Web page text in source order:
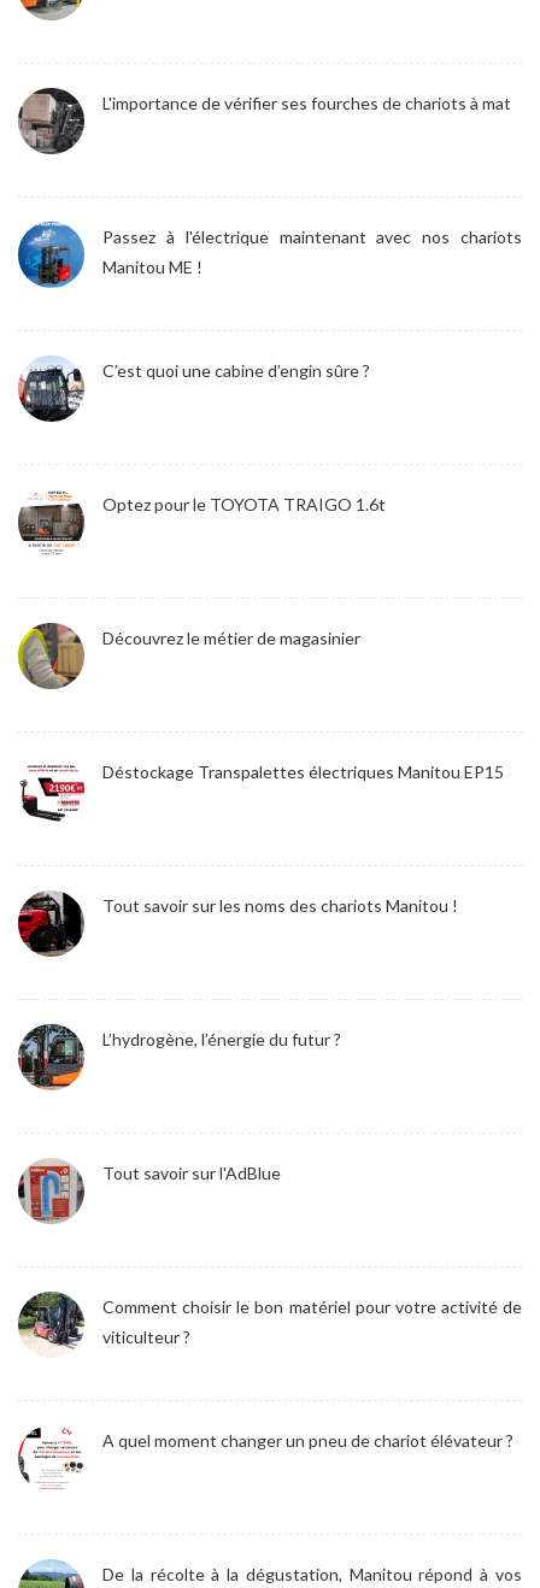
L'importance de vérifier ses fourches de chariots à mat
Passez à l'électrique maintenant avec nos chariots
Manitou ME !
C’est quoi une cabine d’engin sûre ?
Optez pour le TOYOTA TRAIGO 1.6t
Découvrez le métier de magasinier
Déstockage Transpalettes électriques Manitou EP15
Tout savoir sur les noms des chariots Manitou !
L’hydrogène, l’énergie du futur ?
Tout savoir sur l'AdBlue
Comment choisir le bon matériel pour votre activité de
viticulteur ?
A quel moment changer un pneu de chariot élévateur ?
De la récolte à la dégustation, Manitou répond à vos